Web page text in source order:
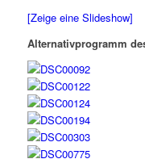
[Zeige eine Slideshow]
Alternativprogramm